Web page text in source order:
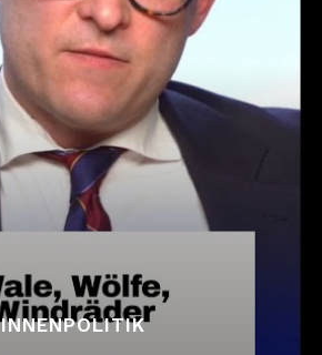
INNENPOLITIK